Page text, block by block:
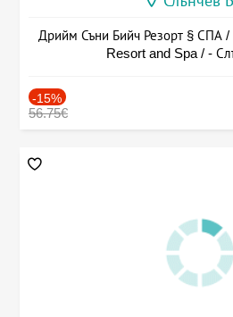
Дрийм Съни Бийч Резорт § СПА
Resort and Spa / -
-15%
56.75€